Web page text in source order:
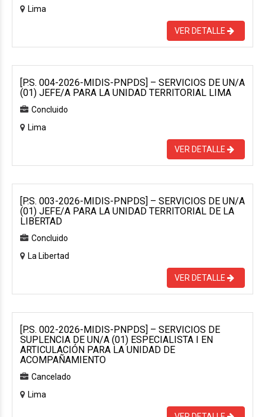
Lima
VER DETALLE
[P.S. 004-2026-MIDIS-PNPDS] – SERVICIOS DE UN/A
(01) JEFE/A PARA LA UNIDAD TERRITORIAL LIMA
Concluido
Lima
VER DETALLE
[P.S. 003-2026-MIDIS-PNPDS] – SERVICIOS DE UN/A
(01) JEFE/A PARA LA UNIDAD TERRITORIAL DE LA
LIBERTAD
Concluido
La Libertad
VER DETALLE
[P.S. 002-2026-MIDIS-PNPDS] – SERVICIOS DE
SUPLENCIA DE UN/A (01) ESPECIALISTA I EN
ARTICULACIÓN PARA LA UNIDAD DE
ACOMPAÑAMIENTO
Cancelado
Lima